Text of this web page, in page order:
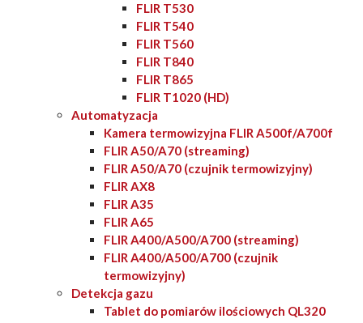
FLIR T530
FLIR T540
FLIR T560
FLIR T840
FLIR T865
FLIR T1020 (HD)
Automatyzacja
Kamera termowizyjna FLIR A500f/A700f
FLIR A50/A70 (streaming)
FLIR A50/A70 (czujnik termowizyjny)
FLIR AX8
FLIR A35
FLIR A65
FLIR A400/A500/A700 (streaming)
FLIR A400/A500/A700 (czujnik
termowizyjny)
Detekcja gazu
Tablet do pomiarów ilościowych QL320